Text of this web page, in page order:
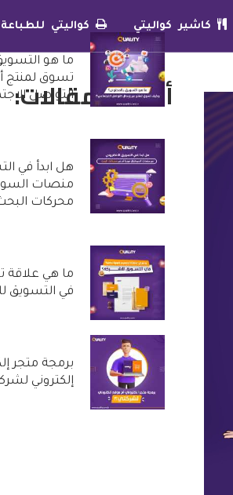
كاشير كواليتي كواليتي للطباعة
أحدث المقالات:
ما هو
تسوق لمنتج
التواصل
هل ابدأ في
منصات
محركات
ما هي علاقة
في التسويق
برمجة متجر
إلكتروني